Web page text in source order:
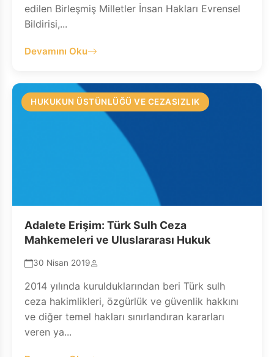
edilen Birleşmiş Milletler İnsan Hakları Evrensel
Bildirisi,...
Devamını Oku
HUKUKUN ÜSTÜNLÜĞÜ VE CEZASIZLIK
Adalete Erişim: Türk Sulh Ceza
Mahkemeleri ve Uluslararası Hukuk
30 Nisan 2019
2014 yılında kurulduklarından beri Türk sulh
ceza hakimlikleri, özgürlük ve güvenlik hakkını
ve diğer temel hakları sınırlandıran kararları
veren ya...